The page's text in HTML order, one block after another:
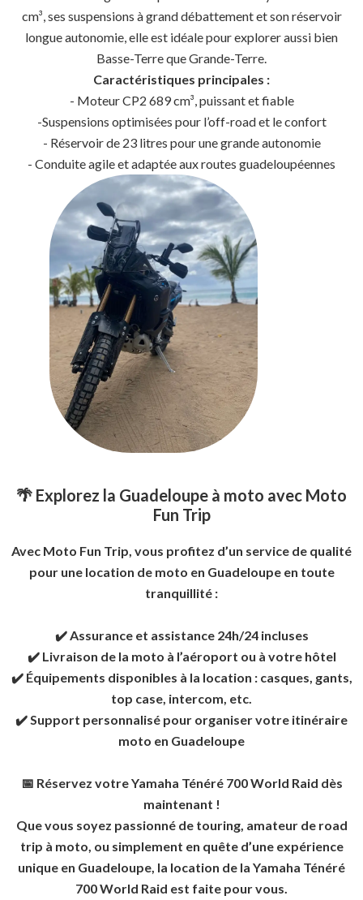
cm³, ses suspensions à grand débattement et son réservoir
longue autonomie, elle est idéale pour explorer aussi bien
Basse-Terre que Grande-Terre.
Caractéristiques principales :
- Moteur CP2 689 cm³, puissant et fiable
-Suspensions optimisées pour l’off-road et le confort
- Réservoir de 23 litres pour une grande autonomie
- Conduite agile et adaptée aux routes guadeloupéennes
🌴 Explorez la Guadeloupe à moto avec Moto
Fun Trip
Avec Moto Fun Trip, vous profitez d’un service de qualité
pour une location de moto en Guadeloupe en toute
tranquillité :
✔️ Assurance et assistance 24h/24 incluses
✔️ Livraison de la moto à l’aéroport ou à votre hôtel
✔️ Équipements disponibles à la location : casques, gants,
top case, intercom, etc.
✔️ Support personnalisé pour organiser votre itinéraire
moto en Guadeloupe
📅 Réservez votre Yamaha Ténéré 700 World Raid dès
maintenant !
Que vous soyez passionné de touring, amateur de road
trip à moto, ou simplement en quête d’une expérience
unique en Guadeloupe, la location de la Yamaha Ténéré
700 World Raid est faite pour vous.